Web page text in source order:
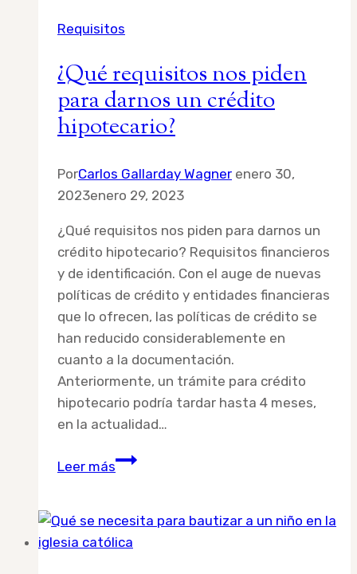
seguro
vida?
Requisitos
¿Qué requisitos nos piden
para darnos un crédito
hipotecario?
PorCarlos Gallarday Wagner enero 30,
2023enero 29, 2023
¿Qué requisitos nos piden para darnos un
crédito hipotecario? Requisitos financieros
y de identificación. Con el auge de nuevas
políticas de crédito y entidades financieras
que lo ofrecen, las políticas de crédito se
han reducido considerablemente en
cuanto a la documentación.
Anteriormente, un trámite para crédito
hipotecario podría tardar hasta 4 meses,
en la actualidad…
Leer más¿Qué
piden
para